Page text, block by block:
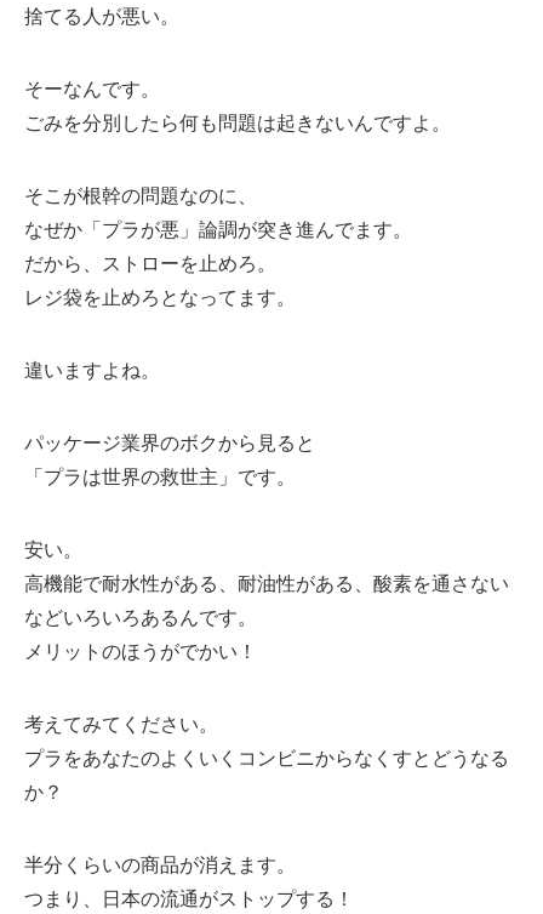
捨てる人が悪い。
そーなんです。
ごみを分別したら何も問題は起きないんですよ。
そこが根幹の問題なのに、
なぜか「プラが悪」論調が突き進んでます。
だから、ストローを止めろ。
レジ袋を止めろとなってます。
違いますよね。
パッケージ業界のボクから見ると
「プラは世界の救世主」です。
安い。
高機能で耐水性がある、耐油性がある、酸素を通さない
などいろいろあるんです。
メリットのほうがでかい！
考えてみてください。
プラをあなたのよくいくコンビニからなくすとどうなる
か？
半分くらいの商品が消えます。
つまり、日本の流通がストップする！